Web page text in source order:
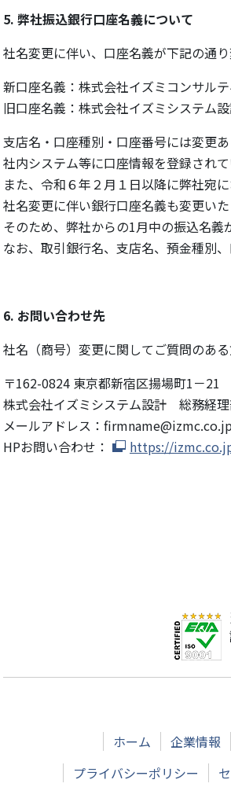
5. 弊社振込銀⾏⼝座名義について
社名変更に伴い、⼝座名義が下記の通り
新口座名義：株式会社イズミコンサル
旧⼝座名義：株式会社イズミシステム
⽀店名・⼝座種別・⼝座番号には変更あ
社内システム等に⼝座情報を登録され
また、令和６年２月１日以降に弊社宛
社名変更に伴い銀行口座名義も変更い
そのため、弊社からの1月中の振込名義
なお、取引銀行名、支店名、預金種別
6. お問い合わせ先
社名（商号）変更に関してご質問のあ
〒162-0824 東京都新宿区揚場町1－
株式会社イズミシステム設計 総務経理
メールアドレス：
HPお問い合わせ：
https://
ホーム 企業情報
プライバシーポリシー